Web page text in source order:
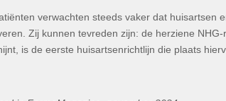
verwachten steeds vaker dat huisartsen
Zij kunnen tevreden zijn: de herziene
is de eerste huisartsenrichtlijn die plaats